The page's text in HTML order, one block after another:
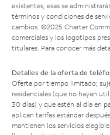
existentes; esas se
términos y condiciones de
cambios. ©2025 Charter
comerciales y los logotipos
titulares. Para conocer más
Detalles de la oferta de
Oferta por tiempo limitado;
residenciales (que no hayan
30 días) y que estén al día en
aplican tarifas estándar
mantienen los servicios